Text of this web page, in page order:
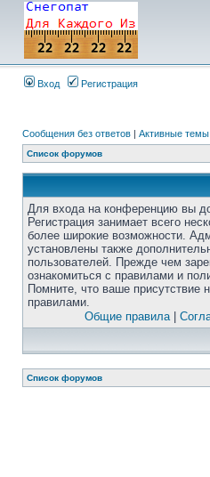
Вход Регистрация
Сообщения без ответов | Активные темы
Список форумов
Для входа на конференцию вы
Регистрация занимает всего
более широкие возможности.
установлены также
пользователей. Прежде чем
ознакомиться с правилами и
Помните, что ваше присутствие
правилами.
Общие правила|
Список форумов